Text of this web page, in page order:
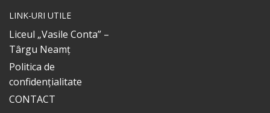
LINK-URI UTILE
Liceul „Vasile Conta” –
Târgu Neamț
Politica de
confidențialitate
CONTACT